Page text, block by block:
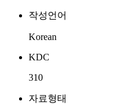
작성언어
Korean
KDC
310
자료형태